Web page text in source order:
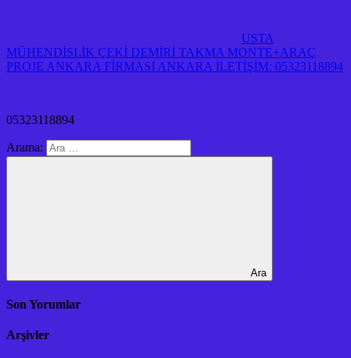
USTA
MÜHENDİSLİK ÇEKİ DEMİRİ TAKMA MONTE+ARAÇ
PROJE ANKARA FİRMASI ANKARA İLETİŞİM: 05323118894
05323118894
Arama:
Ara
Son Yorumlar
Arşivler